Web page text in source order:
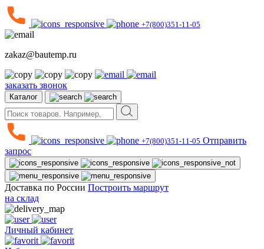
+7(800)351-11-05
zakaz@bautemp.ru
заказать звонок
Каталог
+7(800)351-11-05 Отправить
запрос
Доставка по России Построить маршрут
на склад
Личный кабинет